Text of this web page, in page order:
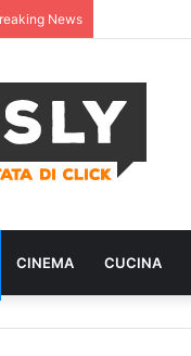
News
CINEMA CUCINA